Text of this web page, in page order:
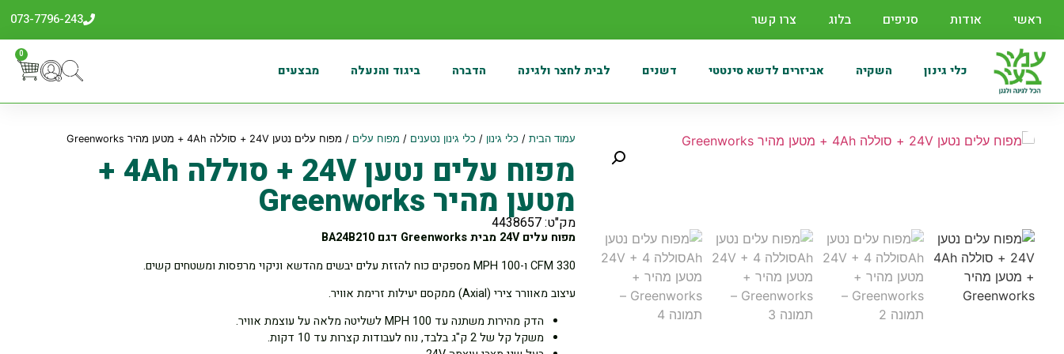
ראשי אודות סניפים בלוג צרו קשר 073-7796-243
כלי גינון השקיה אביזרים לדשא סינטטי דשנים לבית לחצר ולגינה הדברה ביגוד והנעלה מבצעים
0
עמוד הבית / כלי גינון / כלי גינון נטענים / מפוח עלים / מפוח עלים נטען 24V + סוללה 4Ah + מטען מהיר Greenworks
מפוח עלים נטען 24V + סוללה 4Ah +
מטען מהיר Greenworks
מק"ט: 4438657
מפוח עלים 24V מבית Greenworks דגם BA24B210
330 CFM ו-100 MPH מספקים כוח להזזת עלים יבשים מהדשא וניקוי מרפסות ומשטחים קשים.
עיצוב מאוורר צירי (Axial) ממקסם יעילות זרימת אוויר.
הדק מהירות משתנה עד 100 MPH לשליטה מלאה על עוצמת אוויר.
משקל קל של 2 ק"ג בלבד, נוח לעבודות קצרות עד 10 דקות.